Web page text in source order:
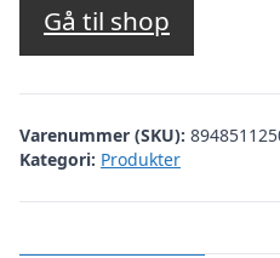
Gå til shop
Varenummer (SKU):
Kategori: Produkter